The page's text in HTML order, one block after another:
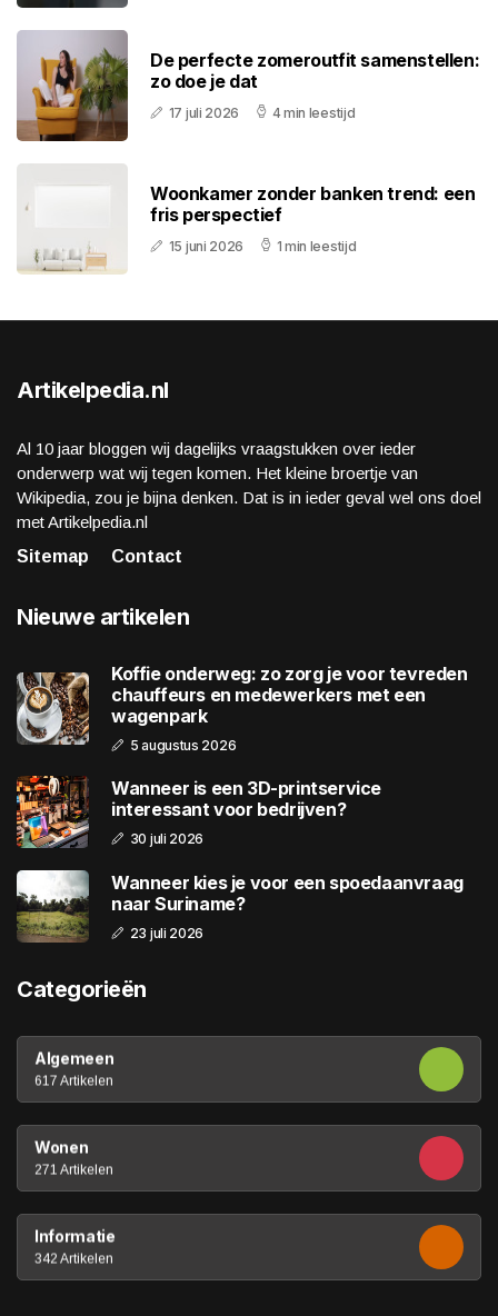
De perfecte zomeroutfit samenstellen:
zo doe je dat
17 juli 2026 4 min leestijd
Woonkamer zonder banken trend: een
fris perspectief
15 juni 2026 1 min leestijd
Artikelpedia.nl
Al 10 jaar bloggen wij dagelijks vraagstukken over ieder
onderwerp wat wij tegen komen. Het kleine broertje van
Wikipedia, zou je bijna denken. Dat is in ieder geval wel ons doel
met Artikelpedia.nl
Sitemap
Contact
Nieuwe artikelen
Koffie onderweg: zo zorg je voor tevreden
chauffeurs en medewerkers met een
wagenpark
5 augustus 2026
Wanneer is een 3D-printservice
interessant voor bedrijven?
30 juli 2026
Wanneer kies je voor een spoedaanvraag
naar Suriname?
23 juli 2026
Categorieën
Algemeen
617 Artikelen
Wonen
271 Artikelen
Informatie
342 Artikelen